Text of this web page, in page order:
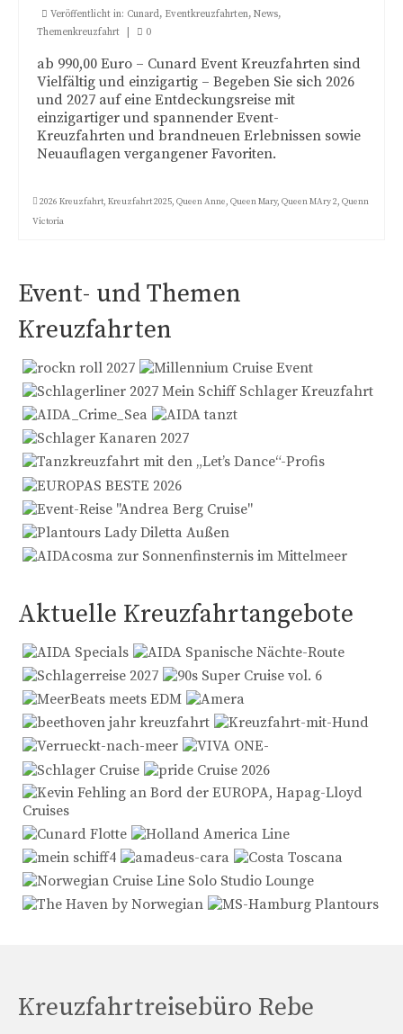
Rebe Themenkreuzfahrt
Reisemagazin Meine Reise
Bonus als Dankeschön
Kontakt
Impressum
Datenschutzerklärung
Veröffentlicht in: Cunard, Eventkreuzfahrten, News,
Themenkreuzfahrt
0
ab 990,00 Euro – Cunard Event Kreuzfahrten sind
Vielfältig und einzigartig – Begeben Sie sich 2026
und 2027 auf eine Entdeckungsreise mit
einzigartiger und spannender Event-
Kreuzfahrten und brandneuen Erlebnissen sowie
Neuauflagen vergangener Favoriten.
2026 Kreuzfahrt, Kreuzfahrt 2025, Queen Anne, Queen Mary, Queen MAry 2, Quenn
Victoria
Event- und Themen
Kreuzfahrten
Aktuelle Kreuzfahrtangebote
Kreuzfahrtreisebüro Rebe